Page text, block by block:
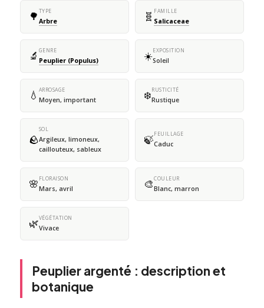
🌳 TYPE
Arbre 🧬 FAMILLE
Salicaceae
🔬 GENRE
Peuplier (Populus) ☀️EXPOSITION
Soleil
💧 ARROSAGE
Moyen, important ❄️RUSTICITÉ
Rustique
🪨
SOL
Argileux, limoneux,
caillouteux, sableux
🍃FEUILLAGE
Caduc
🌸 FLORAISON
Mars, avril 🎨COULEUR
Blanc, marron
🌿VÉGÉTATION
Vivace
Peuplier argenté : description et
botanique